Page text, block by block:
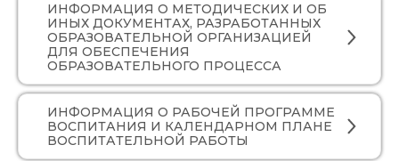
ИНФОРМАЦИЯ О МЕТОДИЧЕСКИХ И ОБ
ИНЫХ ДОКУМЕНТАХ, РАЗРАБОТАННЫХ
ОБРАЗОВАТЕЛЬНОЙ ОРГАНИЗАЦИЕЙ
ДЛЯ ОБЕСПЕЧЕНИЯ
ОБРАЗОВАТЕЛЬНОГО ПРОЦЕССА
ИНФОРМАЦИЯ О РАБОЧЕЙ ПРОГРАММЕ
ВОСПИТАНИЯ И КАЛЕНДАРНОМ ПЛАНЕ
ВОСПИТАТЕЛЬНОЙ РАБОТЫ